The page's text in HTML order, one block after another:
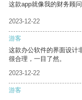
这款app就像我的财务顾
2023-12-22
游客
这款办公软件的界面设计
很合理，一目了然。
2023-12-22
游客